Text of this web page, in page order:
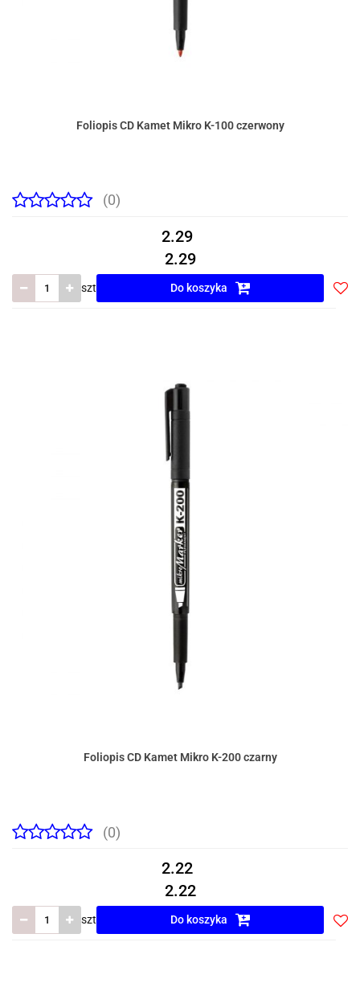
Foliopis CD Kamet Mikro K-100 czerwony
(0)
2.29
2.29
szt Do koszyka
Foliopis CD Kamet Mikro K-200 czarny
(0)
2.22
2.22
szt Do koszyka